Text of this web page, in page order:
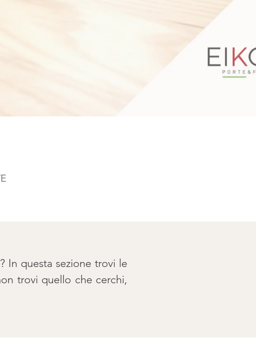
? In questa sezione trovi le
trovi quello che cerchi,